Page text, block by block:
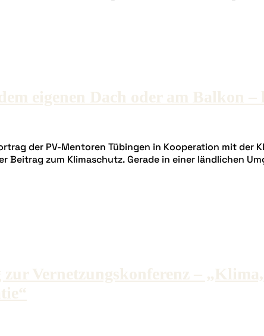
eigenen Dach oder am Balkon –
der PV-Mentoren Tübingen in Kooperation mit der
zum Klimaschutz. Gerade in einer ländlichen
Vernetzungskonferenz –